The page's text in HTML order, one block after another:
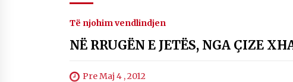
Të njohim vendlindjen
NË RRUGËN E JETËS, NGA ÇIZE
Pre Maj 4 , 2012